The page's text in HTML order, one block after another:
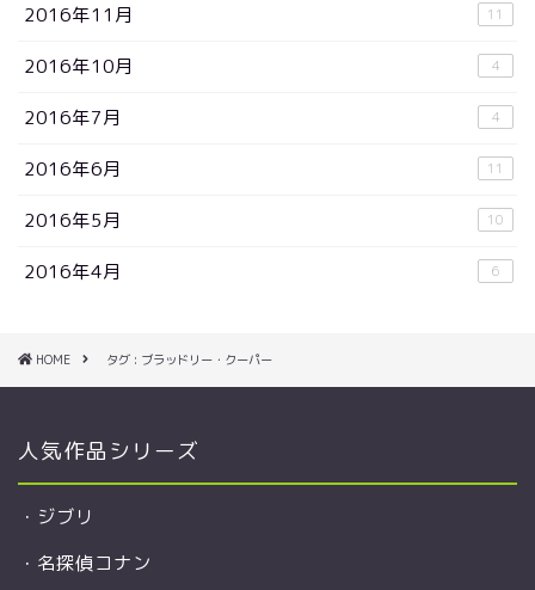
2016年11月 11
2016年10月 4
2016年7月 4
2016年6月 11
2016年5月 10
2016年4月 6
HOME タグ : ブラッドリー・クーパー
人気作品シリーズ
・ ジブリ
・ 名探偵コナン